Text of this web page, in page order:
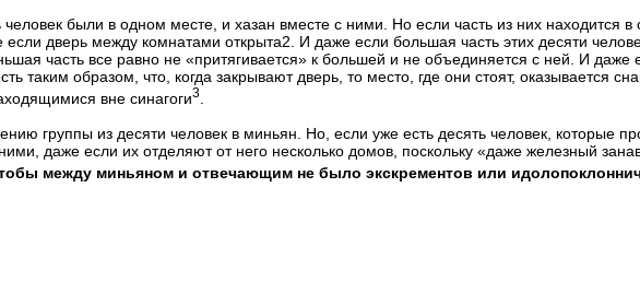
были в одном месте, и хазан вместе с ними. Но если часть из них находится
дверь между комнатами открыта2. И даже если большая часть этих десяти
часть все равно не «притягивается» к большей и не объединяется с ней. И даже
таким образом, что, когда закрывают дверь, то место, где они стоят, оказывается
вне синагоги3
группы из десяти человек в миньян. Но, если уже есть десять человек, которые
даже если их отделяют от него несколько домов, поскольку «даже железный
между миньяном и отвечающим не было экскрементов или